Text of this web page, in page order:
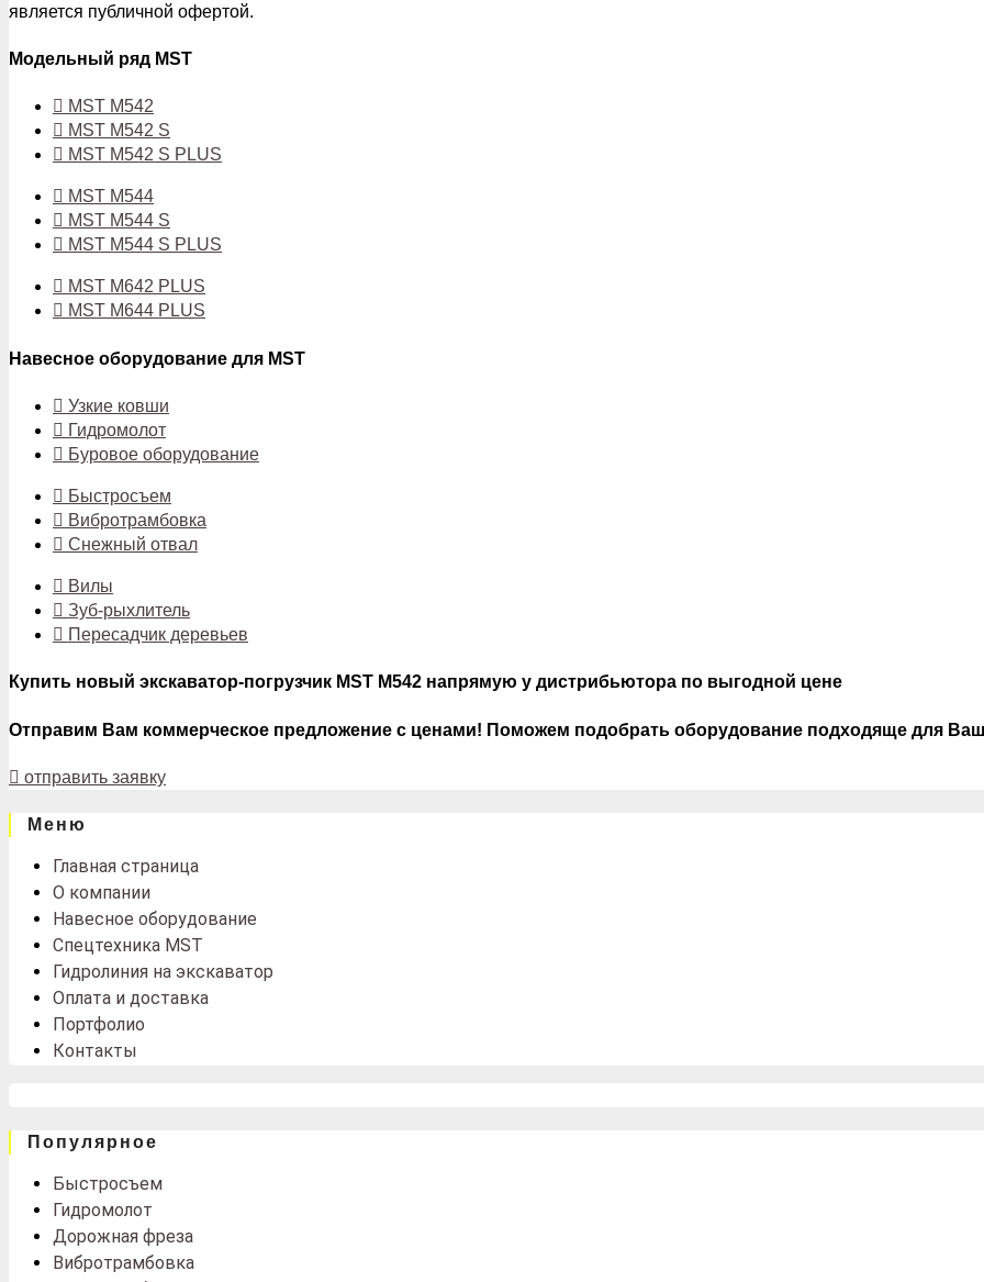
является публичной офертой.
Модельный ряд MST
MST M542
MST M542 S
MST M542 S PLUS
MST M544
MST M544 S
MST M544 S PLUS
MST M642 PLUS
MST M644 PLUS
Навесное оборудование для MST
Узкие ковши
Гидромолот
Буровое оборудование
Быстросъем
Вибротрамбовка
Снежный отвал
Вилы
Зуб-рыхлитель
Пересадчик деревьев
Купить новый экскаватор-погрузчик MST M542 напрямую у дистрибьютора по выгодной цене
Отправим Вам коммерческое предложение с ценами! Поможем подобрать оборудование подходяще для
отправить заявку
Меню
Главная страница
О компании
Навесное оборудование
Спецтехника MST
Гидролиния на экскаватор
Оплата и доставка
Портфолио
Контакты
Популярное
Быстросъем
Гидромолот
Дорожная фреза
Вибротрамбовка